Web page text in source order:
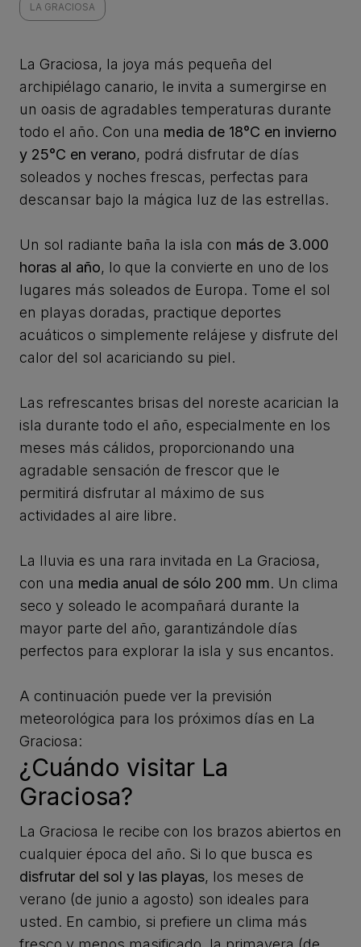
LA GRACIOSA
La Graciosa, la joya más pequeña del
archipiélago canario, le invita a sumergirse en
un oasis de agradables temperaturas durante
todo el año. Con una media de 18°C en invierno
y 25°C en verano, podrá disfrutar de días
soleados y noches frescas, perfectas para
descansar bajo la mágica luz de las estrellas.
Un sol radiante baña la isla con más de 3.000
horas al año, lo que la convierte en uno de los
lugares más soleados de Europa. Tome el sol
en playas doradas, practique deportes
acuáticos o simplemente relájese y disfrute del
calor del sol acariciando su piel.
Las refrescantes brisas del noreste acarician la
isla durante todo el año, especialmente en los
meses más cálidos, proporcionando una
agradable sensación de frescor que le
permitirá disfrutar al máximo de sus
actividades al aire libre.
La lluvia es una rara invitada en La Graciosa,
con una media anual de sólo 200 mm. Un clima
seco y soleado le acompañará durante la
mayor parte del año, garantizándole días
perfectos para explorar la isla y sus encantos.
A continuación puede ver la previsión
meteorológica para los próximos días en La
Graciosa:
¿Cuándo visitar La
Graciosa?
La Graciosa le recibe con los brazos abiertos en
cualquier época del año. Si lo que busca es
disfrutar del sol y las playas, los meses de
verano (de junio a agosto) son ideales para
usted. En cambio, si prefiere un clima más